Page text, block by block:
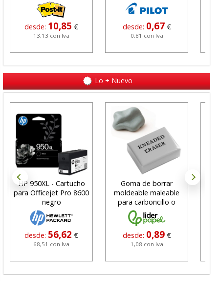
desde: 10,85 €
13,13 con Iva
desde: 0,67 €
0,81 con Iva
Lo + Nuevo
HP 950XL - Cartucho
para Officejet Pro 8600
negro
desde: 56,62 €
68,51 con Iva
Goma de borrar
moldeable maleable
para carboncillo o
grafito
desde: 0,89 €
1,08 con Iva